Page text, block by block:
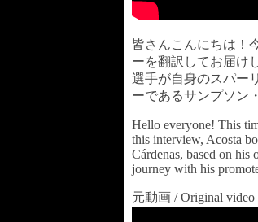
皆さんこんにちは！
ーを翻訳してお届け
選手が自身のスパー
ーであるサンプソン
Hello everyone! This
this interview, Acosta
Cárdenas, based on
journey with his
元動画 / Original